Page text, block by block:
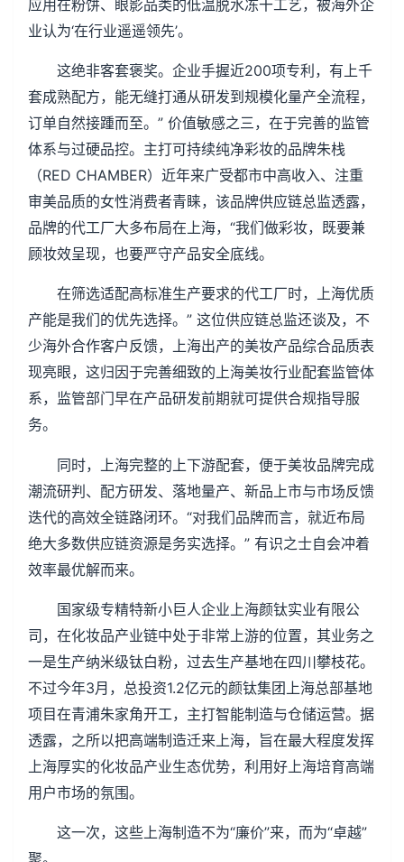
应用在粉饼、眼影品类的低温脱水冻干工艺，被海外企
业认为‘在行业遥遥领先’。
这绝非客套褒奖。企业手握近200项专利，有上千
套成熟配方，能无缝打通从研发到规模化量产全流程，
订单自然接踵而至。” 价值敏感之三，在于完善的监管
体系与过硬品控。主打可持续纯净彩妆的品牌朱栈
（RED CHAMBER）近年来广受都市中高收入、注重
审美品质的女性消费者青睐，该品牌供应链总监透露，
品牌的代工厂大多布局在上海，“我们做彩妆，既要兼
顾妆效呈现，也要严守产品安全底线。
在筛选适配高标准生产要求的代工厂时，上海优质
产能是我们的优先选择。” 这位供应链总监还谈及，不
少海外合作客户反馈，上海出产的美妆产品综合品质表
现亮眼，这归因于完善细致的上海美妆行业配套监管体
系，监管部门早在产品研发前期就可提供合规指导服
务。
同时，上海完整的上下游配套，便于美妆品牌完成
潮流研判、配方研发、落地量产、新品上市与市场反馈
迭代的高效全链路闭环。“对我们品牌而言，就近布局
绝大多数供应链资源是务实选择。” 有识之士自会冲着
效率最优解而来。
国家级专精特新小巨人企业上海颜钛实业有限公
司，在化妆品产业链中处于非常上游的位置，其业务之
一是生产纳米级钛白粉，过去生产基地在四川攀枝花。
不过今年3月，总投资1.2亿元的颜钛集团上海总部基地
项目在青浦朱家角开工，主打智能制造与仓储运营。据
透露，之所以把高端制造迁来上海，旨在最大程度发挥
上海厚实的化妆品产业生态优势，利用好上海培育高端
用户市场的氛围。
这一次，这些上海制造不为“廉价”来，而为“卓越”
聚。